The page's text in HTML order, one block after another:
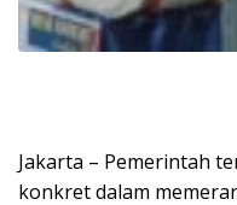
Jakarta – Pemerintah
konkret dalam